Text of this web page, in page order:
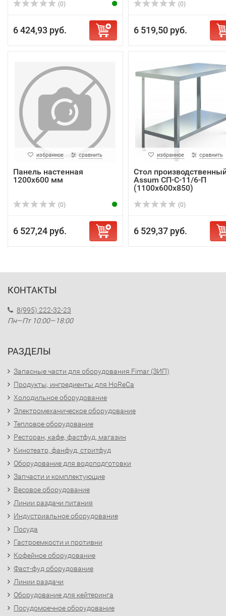
(0)
6 424,93 руб.
(0)
6 519,50 руб.
избранное сравнить
Панель настенная
1200х600 мм
(0)
6 527,24 руб.
избранное сравнить
Стол
Assum СП-С-11/6-П
(1100х600х850)
(0)
6 529,37 руб.
КОНТАКТЫ
8(995) 222-32-23
Пн—Пт 10:00—18:00
РАЗДЕЛЫ
Запасные части для оборудования Fimar (ЗИП)
Продукты, ингредиенты для HoReCa
Холодильное оборудование
Электромеханическое оборудование
Тепловое оборудование
Ресторан, кафе, фастфуд, магазин
Кинотеатр, фанфуд, стритфуд
Оборудование для водоподготовки
Запчасти и комплектующие
Весовое оборудование
Линии раздачи питания
Индустриальное оборудование
Посуда
Гастроемкости и противни
Кофейное оборудование
Фаст-фуд оборудование
Линии раздачи
Оборудование для кейтеринга
Посудомоечное оборудование